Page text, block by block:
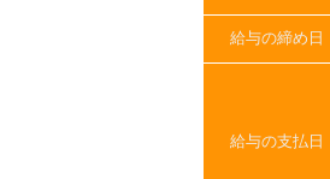
給与の締め日
給与の支払日